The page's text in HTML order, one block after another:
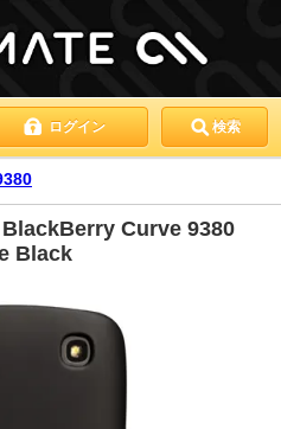
ログイン 検索
BlackBerry Curve 9380
Black